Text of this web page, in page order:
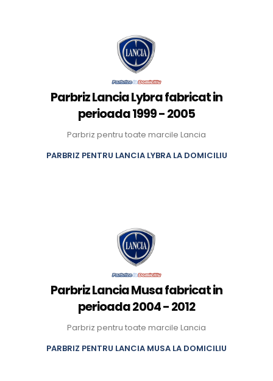
Parbriz Lancia Lybra fabricat in
perioada 1999 - 2005
Parbriz pentru toate marcile Lancia
PARBRIZ PENTRU LANCIA LYBRA LA DOMICILIU
Parbriz Lancia Musa fabricat in
perioada 2004 - 2012
Parbriz pentru toate marcile Lancia
PARBRIZ PENTRU LANCIA MUSA LA DOMICILIU